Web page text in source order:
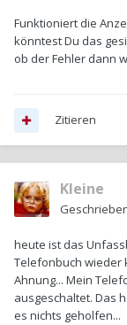
Funktioniert die
könntest Du das
ob der Fehler dann
Zitieren
Kleine
heute ist das
Telefonbuch wieder
Ahnung... Mein
ausgeschaltet. Das
es nichts geholfen...